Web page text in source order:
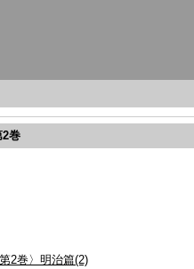
2巻
2巻〉明治篇(2)